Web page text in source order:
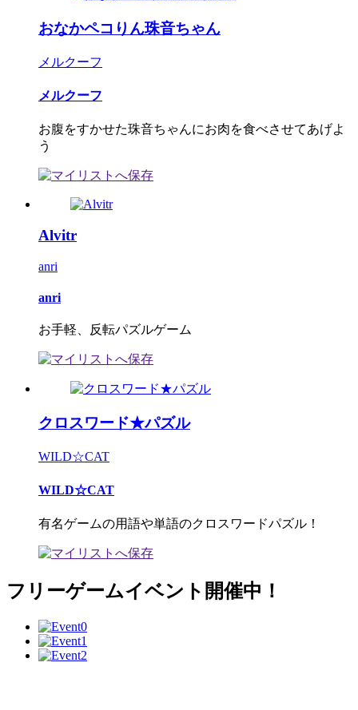
おなかペコりん珠音ちゃん
メルクーフ
メルクーフ
お腹をすかせた珠音ちゃんにお肉を食べさせてあげよ
う
Alvitr
anri
anri
お手軽、反転パズルゲーム
クロスワード★パズル
WILD☆CAT
WILD☆CAT
有名ゲームの用語や単語のクロスワードパズル！
フリーゲームイベント開催中！